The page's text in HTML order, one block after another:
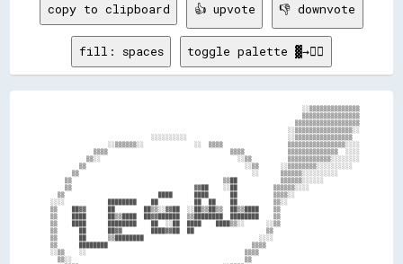
copy to clipboard 👍 upvote 👎 downvote
fill: spaces toggle palette ▓→✊🏽
                                                                        ░░▒▒▒▒▒▒▒▒▒▒▒▒▒▒
                                                                        ▒▒▒▒▒▒▒▒▒▒▒▒▒▒▒▒
                                                                      ▒▒▒▒▒▒▒▒▒▒▒▒▒▒▒▒▒▒
                                                                    ░░▒▒▒▒▒▒▒▒▒▒▒▒▒▒▒▒░░
                              ░░░░░░░░░░                            ░░▒▒▒▒▒▒▒▒▒▒▒▒▒▒▒▒
                  ░░▒▒▒▒▒▒░░              ░░  ▒▒▒▒                  ▒▒▒▒▒▒▒▒▒▒▒▒▒▒▒▒░░░░
              ▒▒▒▒                                  ▒▒▒▒            ▒▒▒▒▒▒▒▒▒▒▒▒▒▒  ░░░░
            ▒▒░░                                      ░░▒▒          ▒▒▒▒▒▒▒▒▒▒▒▒░░░░░░░░
          ▒▒                                            ░░▒▒      ░░▒▒▒▒▒▒▒▒░░░░░░░░░░
        ▒▒                                                ░░      ▒▒▒▒▒▒░░░░░░░░░░
      ▒▒                                          ▒▒██            ▒▒▒▒▒▒░░░░░░
      ▒▒                                  ▓▓██    ░░██          ▒▒▒▒▒▒░░░░
    ▒▒                          ████      ████      ██          ▒▒▒▒░░
  ░░░░            ████████    ██          ██  ██    ██          ▒▒░░
  ▒▒    ██▓▓      ██        ██▒▒░░▓▓██  ░░██▒▒██▒▒  ██▒▒████    ▒▒
  ▒▒    ████      ██▒▒████  ██▓▓██████  ▒▒████████  ████████    ▒▒
  ▒▒    ████      ████████    ██  ░░██  ████    ████▒▒░░      ░░▒▒
  ▒▒      ██      ██▓▓        ████▓▓██  ██                    ▒▒
  ▒▒      ██      ▒▒████████                                ░░░░
  ▒▒      ████████                                        ▒▒▒▒
  ░░▒▒    ░░                                            ▒▒▒▒
    ▒▒░░                                                ▒▒